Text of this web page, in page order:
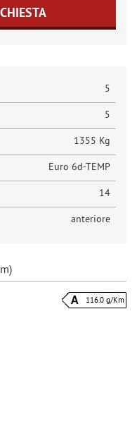
5
5
1355 Kg
Euro 6d-TEMP
14
anteriore
116.0 g/Km